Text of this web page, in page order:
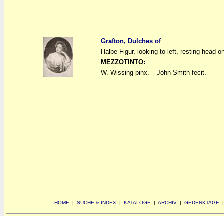
Grafton, Dulches of
Halbe Figur, looking to left, resting head
MEZZOTINTO:
W. Wissing pinx. – John Smith fecit.
HOME | SUCHE & INDEX | KATALOGE | ARCHIV | GEDENKTAGE